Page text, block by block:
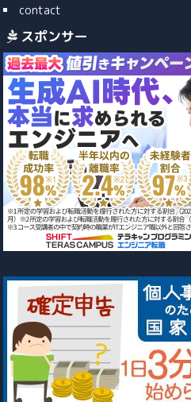
contact
スポンサー